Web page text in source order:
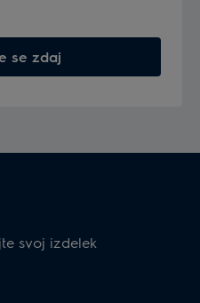
se zdaj
svoj izdelek